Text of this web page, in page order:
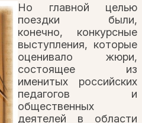
Но главной целью
поездки были,
конечно, конкурсные
выступления, которые
оценивало жюри,
состоящее из
именитых российских
педагогов и
общественных
деятелей в области